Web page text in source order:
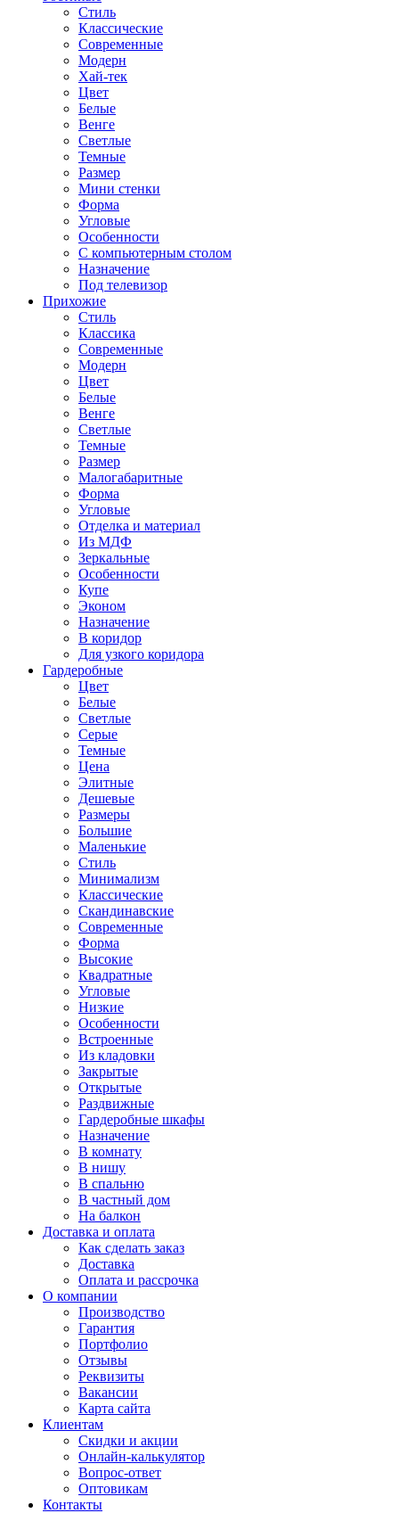
Стиль
Классические
Современные
Модерн
Хай-тек
Цвет
Белые
Венге
Светлые
Темные
Размер
Мини стенки
Форма
Угловые
Особенности
С компьютерным столом
Назначение
Под телевизор
Прихожие
Стиль
Классика
Современные
Модерн
Цвет
Белые
Венге
Светлые
Темные
Размер
Малогабаритные
Форма
Угловые
Отделка и материал
Из МДФ
Зеркальные
Особенности
Купе
Эконом
Назначение
В коридор
Для узкого коридора
Гардеробные
Цвет
Белые
Светлые
Серые
Темные
Цена
Элитные
Дешевые
Размеры
Большие
Маленькие
Стиль
Минимализм
Классические
Скандинавские
Современные
Форма
Высокие
Квадратные
Угловые
Низкие
Особенности
Встроенные
Из кладовки
Закрытые
Открытые
Раздвижные
Гардеробные шкафы
Назначение
В комнату
В нишу
В спальню
В частный дом
На балкон
Доставка и оплата
Как сделать заказ
Доставка
Оплата и рассрочка
О компании
Производство
Гарантия
Портфолио
Отзывы
Реквизиты
Вакансии
Карта сайта
Клиентам
Скидки и акции
Онлайн-калькулятор
Вопрос-ответ
Оптовикам
Контакты